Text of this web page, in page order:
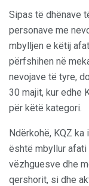
Sipas të dhënave
personave me
mbylljen e këtij
përfshihen në
nevojave të tyre,
30 majit, kur edhe
për këtë kategori.
Ndërkohë, KQZ
është mbyllur
vëzhguesve dhe
qershorit, si dhe